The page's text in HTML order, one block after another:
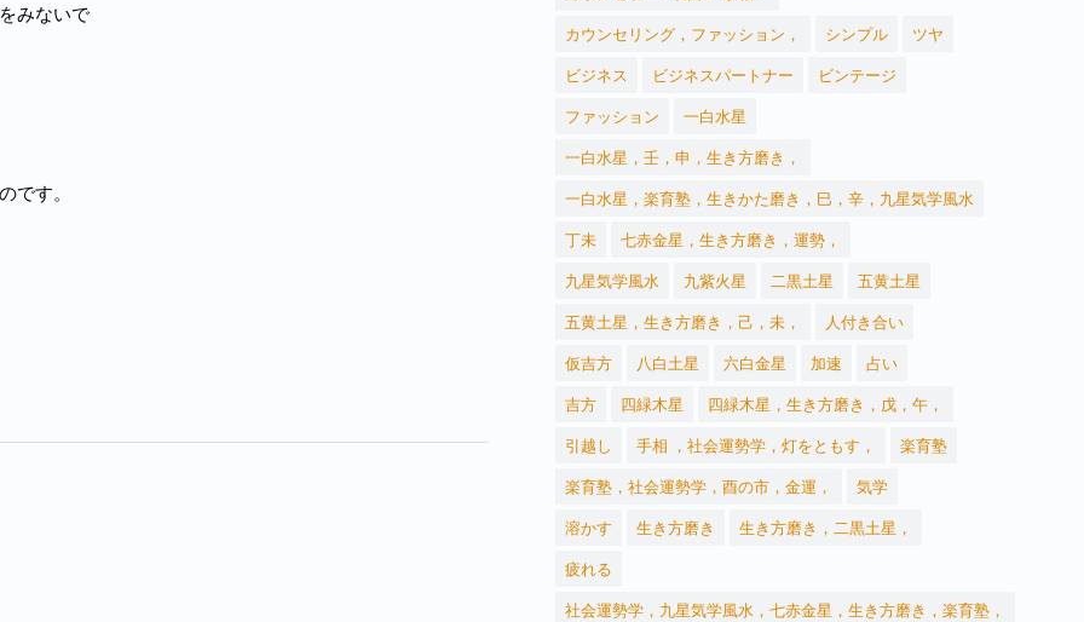
みないで
です。
カウンセリング，ファッション，
シンプル
ツヤ
ビジネス
ビジネスパートナー
ビンテージ
ファッション
一白水星
一白水星，壬，申，生き方磨き，
一白水星，楽育塾，生きかた磨き，巳，辛，九星気学風水
丁未
七赤金星，生き方磨き，運勢，
九星気学風水
九紫火星 二黒土星
五黄土星
五黄土星，生き方磨き，己，未，
人付き合い
仮吉方
八白土星 六白金星 加速
占い
吉方
四緑木星
四緑木星，生き方磨き，戊，午，
引越し
手相 ，社会運勢学，灯をともす，
楽育塾
楽育塾，社会運勢学，酉の市，金運，
気学
溶かす
生き方磨き
生き方磨き，二黒土星，
疲れる
社会運勢学，九星気学風水，七赤金星，生き方磨き，楽育塾，